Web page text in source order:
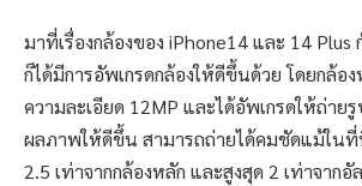
มาที่เรื่องกล้องของ iPhone14 และ 14
ก็ได้มีการอัพเกรดกล้องให้ดีขึ้นด้วย โดยกล้อ
ความละเอียด 12MP และได้อัพเกรดให้ถ่าย
ผลภาพให้ดีขึ้น สามารถถ่ายได้คมชัดแม้ใน
2.5 เท่าจากกล้องหลัก และสูงสุด 2 เท่าจากอั